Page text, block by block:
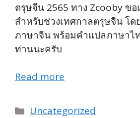
ตรุษจีน 2565 ทาง Zcooby ข
สำหรับช่วงเทศกาลตรุษจีน โด
ภาษาจีน พร้อมคำแปลภาษาไ
ท่านนะครับ
Read more
Categories
Uncategorized